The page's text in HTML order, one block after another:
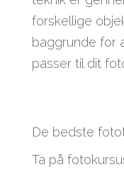
forskellige
baggrunde for
passer til dit
De bedste
Ta på